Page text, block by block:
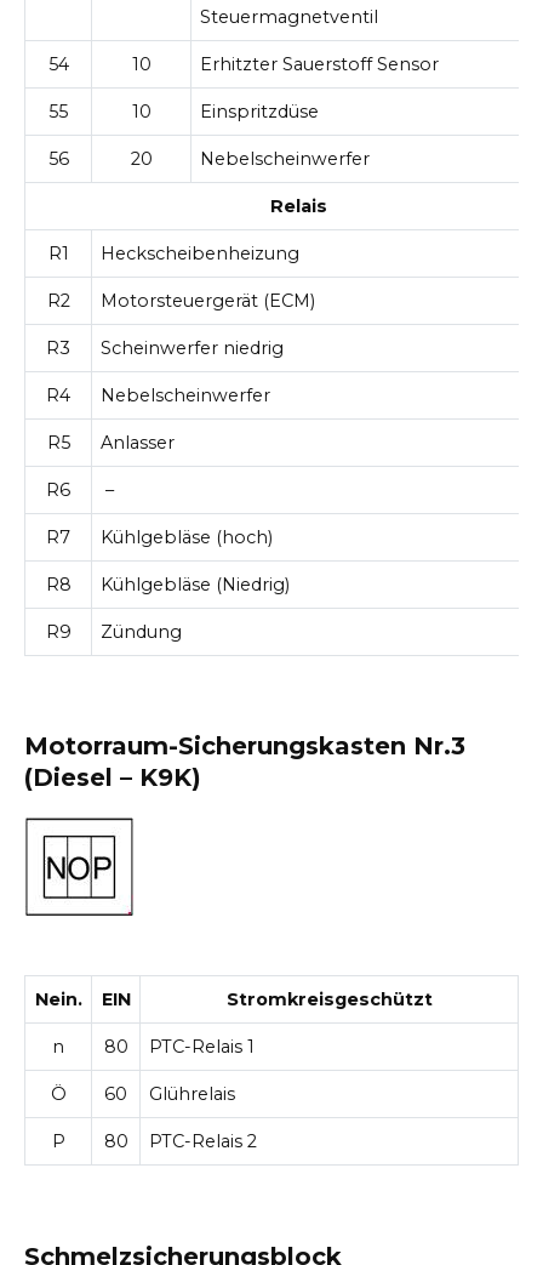
Steuermagnetventil
54 10 Erhitzter Sauerstoff Sensor
55 10 Einspritzdüse
56 20 Nebelscheinwerfer
Relais
R1 Heckscheibenheizung
R2 Motorsteuergerät (ECM)
R3 Scheinwerfer niedrig
R4 Nebelscheinwerfer
R5 Anlasser
R6 –
R7 Kühlgebläse (hoch)
R8 Kühlgebläse (Niedrig)
R9 Zündung
Motorraum-Sicherungskasten Nr.3
(Diesel – K9K)
Nein. EIN Stromkreisgeschützt
n 80 PTC-Relais 1
Ö 60 Glührelais
P 80 PTC-Relais 2
Schmelzsicherungsblock